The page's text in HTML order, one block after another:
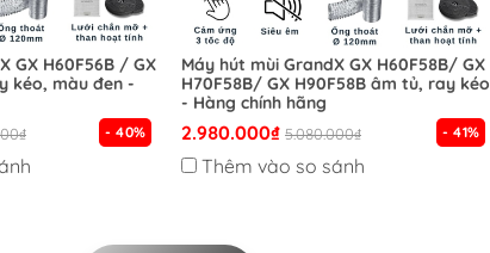
GX H60F56B / GX
kéo, màu đen -
- 40%
Máy hút mùi GrandX GX H60F58B/ GX
H70F58B/ GX H90F58B âm tủ, ray kéo
- Hàng chính hãng
2.980.000₫ 5.080.000₫ - 41%
Thêm vào so sánh